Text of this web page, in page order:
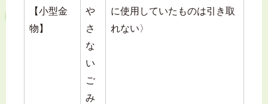
【小型金
物】
や
さ
な
い
ご
み
に使用していたものは引き取
れない〉